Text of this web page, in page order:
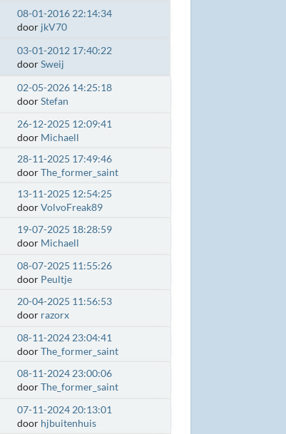
08-01-2016 22:14:34
door jkV70
03-01-2012 17:40:22
doorSweij
02-05-2026 14:25:18
doorStefan
26-12-2025 12:09:41
door Michaell
28-11-2025 17:49:46
doorThe_former_saint
13-11-2025 12:54:25
doorVolvoFreak89
19-07-2025 18:28:59
door Michaell
08-07-2025 11:55:26
door Peultje
20-04-2025 11:56:53
door razorx
08-11-2024 23:04:41
doorThe_former_saint
08-11-2024 23:00:06
doorThe_former_saint
07-11-2024 20:13:01
door hjbuitenhuis